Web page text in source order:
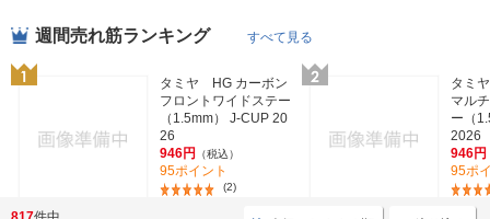
週間売れ筋ランキング すべて見る
タミヤ HG カーボン
フロントワイドステー
（1.5mm） J-CUP 20
26
946円
（税込）
95ポイント
(2)
タミ
マル
ー（
2026
946円
95ポ